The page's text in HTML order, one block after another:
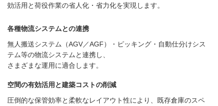
効活用と荷役作業の省人化・省力化を実現します。
各種物流システムとの連携
無人搬送システム（AGV／AGF）・ピッキング・自動仕分けシス
テム等の物流システムと連携し、
さまざまな運用に適合します。
空間の有効活用と建築コストの削減
圧倒的な保管効率と柔軟なレイアウト性により、既存倉庫のスペ